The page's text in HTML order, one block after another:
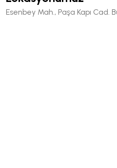
Esenbey Mah., Paşa Kapı Cad.